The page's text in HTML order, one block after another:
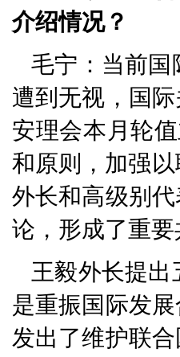
介绍情况？
毛宁：当前国
遭到无视，国
安理会本月轮
和原则，加强
外长和高级别
论，形成了重要
王毅外长提
是重振国际发
发出了维护联